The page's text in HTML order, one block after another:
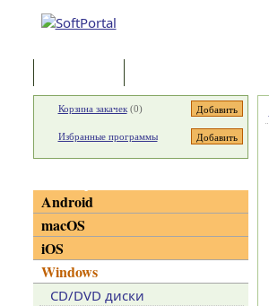
Корзина закачек(0)
Избранные программы
Android
macOS
iOS
Windows
CD/DVD диски